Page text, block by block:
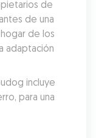
de
de una
de los
adaptación
incluye
para una